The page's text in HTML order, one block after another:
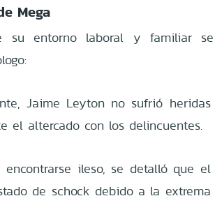
Mega
su entorno laboral y familiar se
Jaime Leyton no sufrió heridas
el altercado con los delincuentes.
ileso, se detalló que el
de schock debido a la extrema